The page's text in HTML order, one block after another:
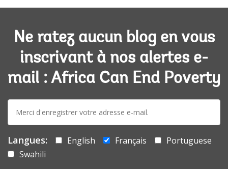
Ne ratez aucun blog en vous
inscrivant à nos alertes e-
mail : Africa Can End Poverty
mail:
Langues: English Français
Portuguese
Swahili